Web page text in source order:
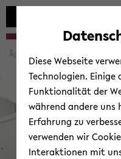
Diese Webseite
Technologien.
Funktionalität der
während andere uns
Erfahrung zu
verwenden wir
Interaktionen mit